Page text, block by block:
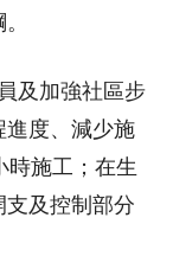
及加強社區步
進度、減少施
時施工；在生
及控制部分